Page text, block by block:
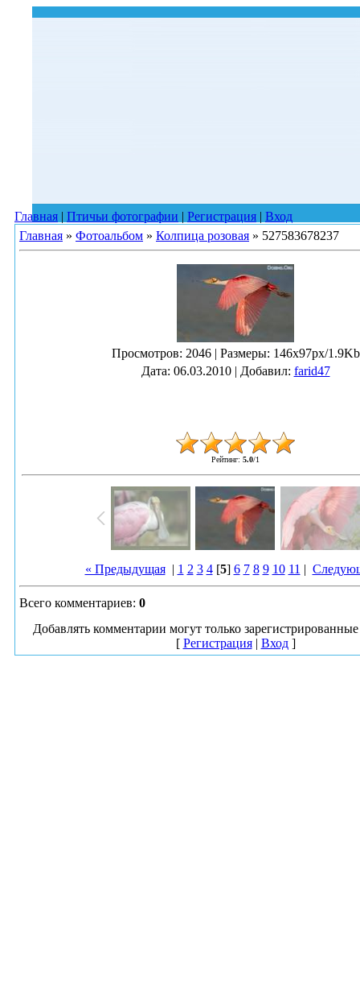
Главная | Птичьи фотографии | Регистрация | Вход
Главная » Фотоальбом » Колпица розовая » 527583678237
Просмотров: 2046 | Размеры: 146x97px/1.9Kb
Дата: 06.03.2010 | Добавил: farid47
Рейтинг: 5.0/1
« Предыдущая| 1 2 3 4[5] 6 7 8 9 10 11 |
Всего комментариев: 0
Добавлять комментарии могут только
[ Регистрация| Вход]